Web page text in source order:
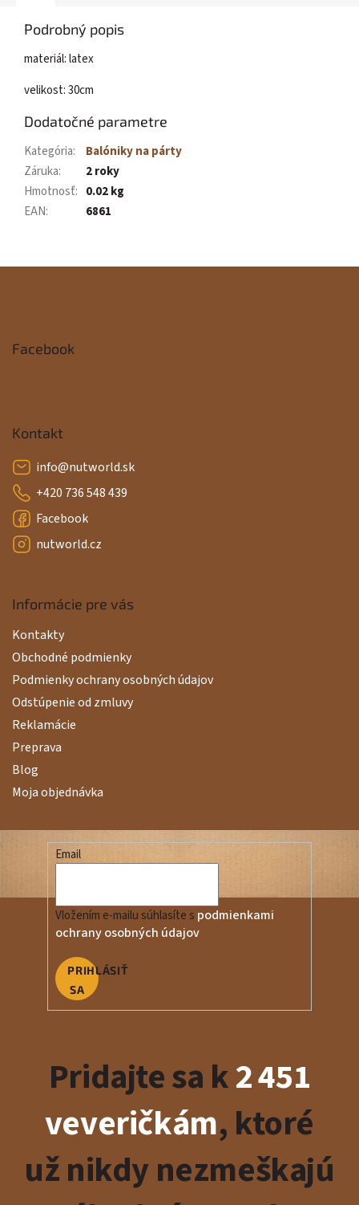
Podrobný popis
materiál: latex
velikost: 30cm
Dodatočné parametre
Kategória:
Balóniky na párty
Záruka:
2 roky
Hmotnosť: 0.02 kg
EAN: 6861
p
e
Facebook
Kontakt
info@nutworld.sk
+420 736 548 439
Facebook
nutworld.cz
Informácie pre vás
Kontakty
Obchodné podmienky
Podmienky ochrany osobných údajov
Odstúpenie od zmluvy
Reklamácie
Preprava
Blog
Moja objednávka
Email
Vložením e-mailu súhlasíte s podmienkami
ochrany osobných údajov
PRIHLÁSIŤ
SA
Pridajte sa k2 451
veveričkám, ktoré
už nikdy nezmeškajú